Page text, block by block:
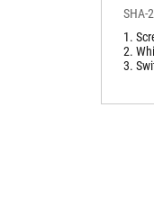
SHA-
1.
2.
3.